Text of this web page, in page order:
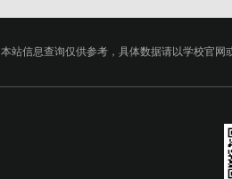
本站信息查询仅供参考，具体数据请以学校官网